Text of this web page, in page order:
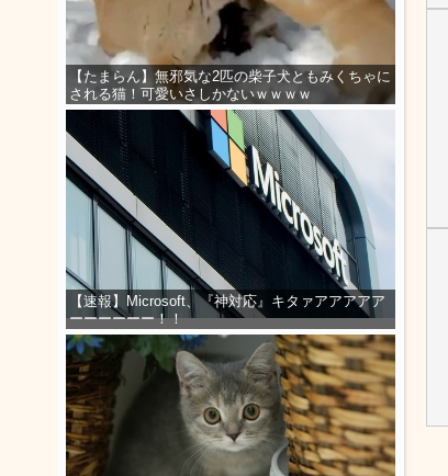
【たまらん】無邪気な2匹の柴子犬ともみくちゃに
される猫！可愛いさしかないｗｗｗｗ
【速報】Microsoft、『神対応』キタァアアアアア
ーーーーーー！！